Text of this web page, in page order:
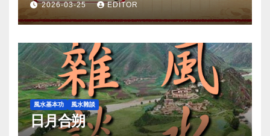
2026-03-25 EDITOR
風水基本功 風水雜談
日月合朔